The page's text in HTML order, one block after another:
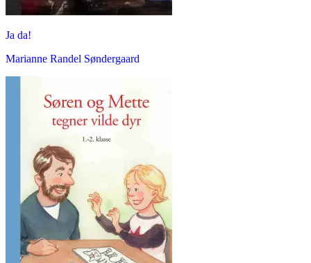
Ja da!
Marianne Randel Søndergaard